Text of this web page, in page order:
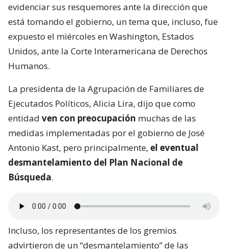
evidenciar sus resquemores ante la dirección que
está tomando el gobierno, un tema que, incluso, fue
expuesto el miércoles en Washington, Estados
Unidos, ante la Corte Interamericana de Derechos
Humanos.
La presidenta de la Agrupación de Familiares de
Ejecutados Políticos, Alicia Lira, dijo que como
entidad ven con preocupación muchas de las
medidas implementadas por el gobierno de José
Antonio Kast, pero principalmente, el eventual
desmantelamiento del Plan Nacional de
Búsqueda.
Incluso, los representantes de los gremios
advirtieron de un “desmantelamiento” de las